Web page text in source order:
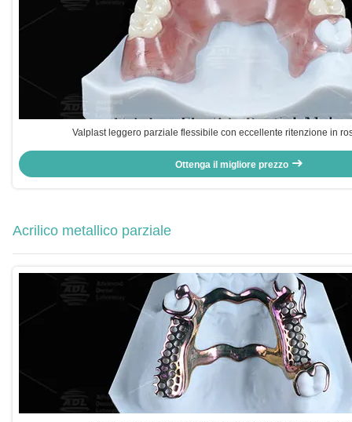
Valplast leggero parziale flessibile con eccellente ritenzione in
Ottenga il migliore prezzo
Acrilico metallico parziale